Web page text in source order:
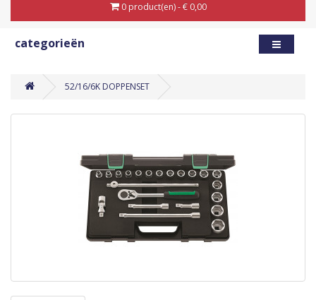
0 product(en) - € 0,00
categorieën
52/16/6K DOPPENSET